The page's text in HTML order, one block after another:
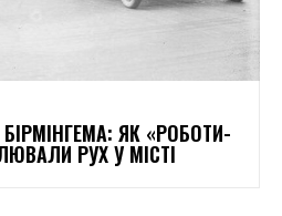
ЯК «РОБОТИ-
РУХ У МІСТІ